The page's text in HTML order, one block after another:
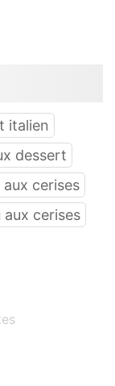
italien
dessert
cerises
aux cerises